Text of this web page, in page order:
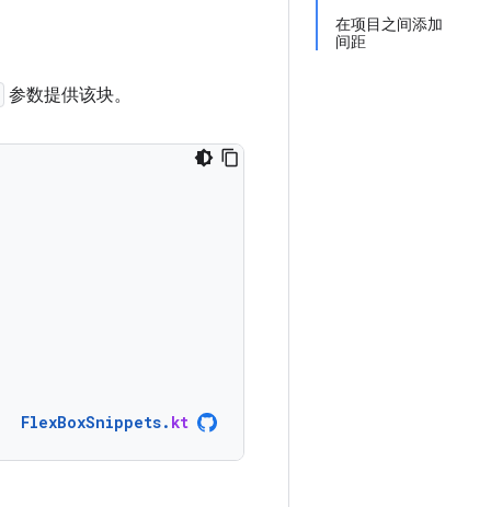
在项目之间添加
间距
参数提供该块。
FlexBoxSnippets. kt